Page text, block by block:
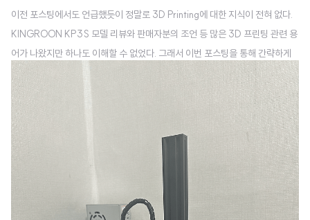
이전 포스팅에서도 언급했듯이 정말로 3D Printing에 대한 지식이 전혀 없다.
KINGROON KP3S 모델 리뷰와 판매자분의 조언 등 많은 3D 프린팅 관련 용
어가 나왔지만 하나도 이해할 수 없었다. 그래서 이번 포스팅을 통해 간략하게
3D Printing 관련 용어를 정리해보고자 한다. 우선 용어 수집을 위해 요즘 가장
핫한 ChatGPT를 통해 3D 프린팅 관련 용어를 물어봤다. 역시 깔끔하게 3D
프린터 관련 용어를 정리해줬다. 본 글에서는 ChatGPT를 기반으로 정보를 얻
고 추가적인 정보를 보충하는 형태로 게시글을 작성한다. chamber 인쇄물 생
성 중인 3D 프린터 내부의 공간을 의미한다. 챔버는 일반적으로 온도를 유지하
고, 인쇄물의 건조도를 제어하며, 인쇄물의 안정성과 질을 향상시키..